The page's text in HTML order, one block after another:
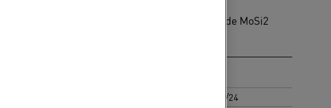
padrão para os elementos de aquecimento de MoSi2
12/24